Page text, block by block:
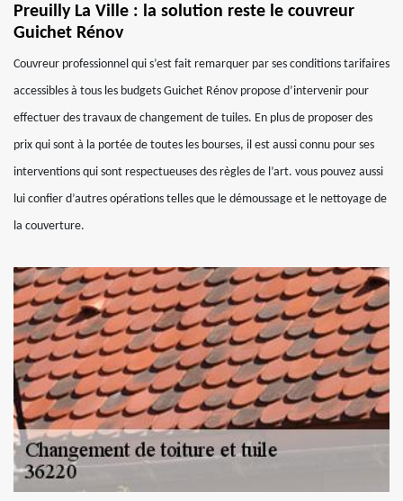
Preuilly La Ville : la solution reste le couvreur
Guichet Rénov
Couvreur professionnel qui s’est fait remarquer par ses conditions tarifaires
accessibles à tous les budgets Guichet Rénov propose d’intervenir pour
effectuer des travaux de changement de tuiles. En plus de proposer des
prix qui sont à la portée de toutes les bourses, il est aussi connu pour ses
interventions qui sont respectueuses des règles de l’art. vous pouvez aussi
lui confier d’autres opérations telles que le démoussage et le nettoyage de
la couverture.